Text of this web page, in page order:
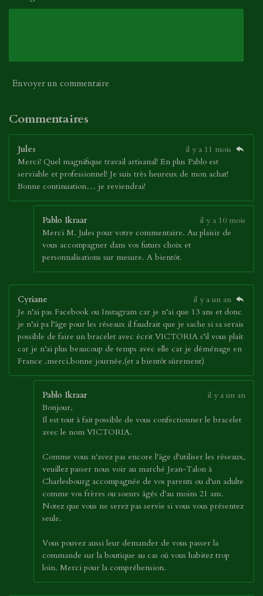
Envoyer un commentaire
Commentaires
Jules
il y a 11 mois
Merci! Quel magnifique travail artisanal! En plus Pablo est
serviable et professionnel! Je suis très heureux de mon achat!
Bonne continuation… je reviendrai!
Pablo Ikraar
il y a 10 mois
Merci M. Jules pour votre commentaire. Au plaisir de
vous accompagner dans vos futurs choix et
personnalisations sur mesure. A bientôt.
Cyriane
il y a un an
Je n’ai pas Facebook ou Instagram car je n’ai que 13 ans et donc
je n’ai pa l’âge pour les réseaux il faudrait que je sache si sa serais
possible de faire un bracelet avec écrit VICTORIA s’il vous plaît
car je n’ai plus beaucoup de temps avec elle car je déménage en
France .merci.bonne journée.(et a bientôt sûrement)
Pablo Ikraar
il y a un an
Bonjour,
Il est tout à fait possible de vous confectionner le bracelet
avec le nom VICTORIA.
Comme vous n'avez pas encore l'âge d'utiliser les réseaux,
veuillez passer nous voir au marché Jean-Talon à
Charlesbourg accompagnée de vos parents ou d'un adulte
comme vos frères ou soeurs âgés d'au moins 21 ans.
Notez que vous ne serez pas servie si vous vous présentez
seule.
Vous pouvez aussi leur demander de vous passer la
commande sur la boutique au cas où vous habitez trop
loin. Merci pour la compréhension.